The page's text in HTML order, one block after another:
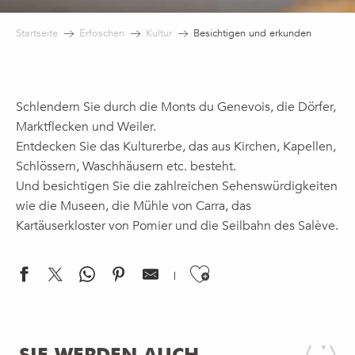
Startseite Erfoschen Kultur Besichtigen und erkunden
Schlendern Sie durch die Monts du Genevois, die Dörfer,
Marktflecken und Weiler.
Entdecken Sie das Kulturerbe, das aus Kirchen, Kapellen,
Schlössern, Waschhäusern etc. besteht.
Und besichtigen Sie die zahlreichen Sehenswürdigkeiten
wie die Museen, die Mühle von Carra, das
Kartäuserkloster von Pomier und die Seilbahn des Salève.
Ajouter aux
Kirche Saint Pierre